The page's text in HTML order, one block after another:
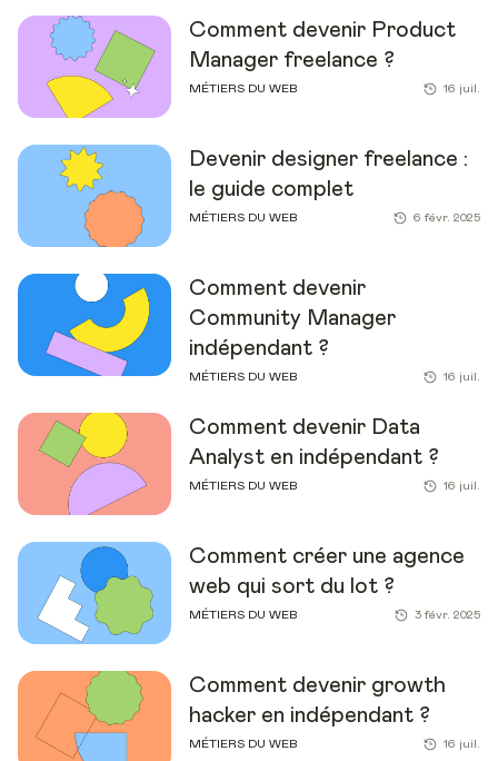
Comment devenir Product
Manager freelance ?
MÉTIERS DU WEB 16 juil.
Devenir designer freelance :
le guide complet
MÉTIERS DU WEB 6 févr. 2025
Comment devenir
Community Manager
indépendant ?
MÉTIERS DU WEB 16 juil.
Comment devenir Data
Analyst en indépendant ?
MÉTIERS DU WEB 16 juil.
Comment créer une agence
web qui sort du lot ?
MÉTIERS DU WEB 3 févr. 2025
Comment devenir growth
hacker en indépendant ?
MÉTIERS DU WEB 16 juil.